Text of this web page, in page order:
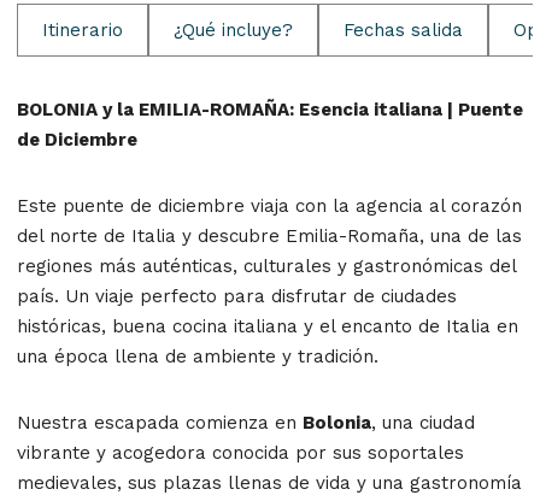
Itinerario ¿Qué incluye? Fechas salida
BOLONIA y la EMILIA-ROMAÑA: Esencia italiana | Puente
de Diciembre
Este puente de diciembre viaja con la agencia al corazón
del norte de Italia y descubre Emilia-Romaña, una de las
regiones más auténticas, culturales y gastronómicas del
país. Un viaje perfecto para disfrutar de ciudades
históricas, buena cocina italiana y el encanto de Italia en
una época llena de ambiente y tradición.
Nuestra escapada comienza en Bolonia, una ciudad
vibrante y acogedora conocida por sus soportales
medievales, sus plazas llenas de vida y una gastronomía